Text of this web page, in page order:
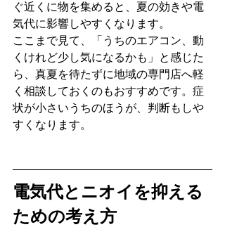
ぐ近くに物を集めると、夏の効きや電
気代に影響しやすくなります。
ここまで見て、「うちのエアコン、動
くけれど少し気になるかも」と感じた
ら、真夏を待たずに地域の専門店へ軽
く相談しておくのもおすすめです。症
状が小さいうちのほうが、判断もしや
すくなります。
電気代とニオイを抑える
ための考え方